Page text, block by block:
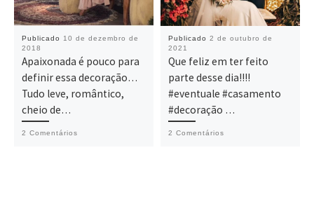
Publicado 10 de dezembro de
2018
Apaixonada é pouco para
definir essa decoração…
Tudo leve, romântico,
cheio de…
2 Comentários
Publicado2 de outubro de
2021
Que feliz em ter feito
parte desse dia!!!!
#eventuale #casamento
#decoração …
2 Comentários